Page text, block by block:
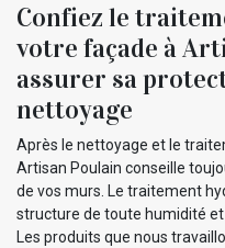
Confiez le
votre façade à
assurer sa
nettoyage
Après le nettoyage et le
Artisan Poulain conseille
de vos murs. Le traitement
structure de toute humidité et
Les produits que nous